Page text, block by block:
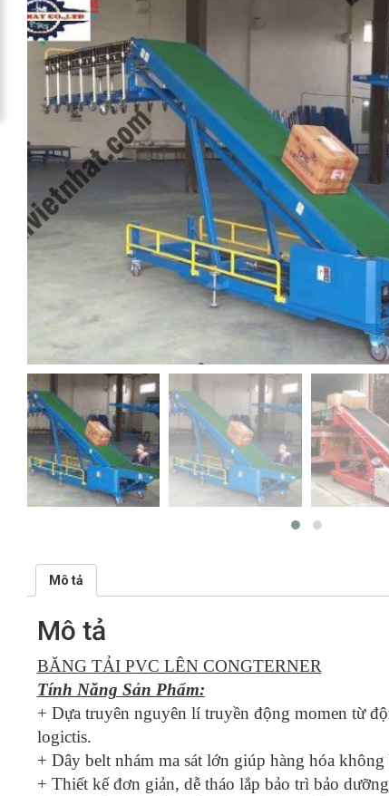
Mô tả
Mô tả
BĂNG TẢI PVC LÊN CONGTERNER
Tính Năng Sản Phẩm:
+ Dựa truyên nguyên lí truyền động momen từ
logictis.
+ Dây belt nhám ma sát lớn giúp hàng hóa
+ Thiết kế đơn giản, dễ tháo lắp bảo trì bảo